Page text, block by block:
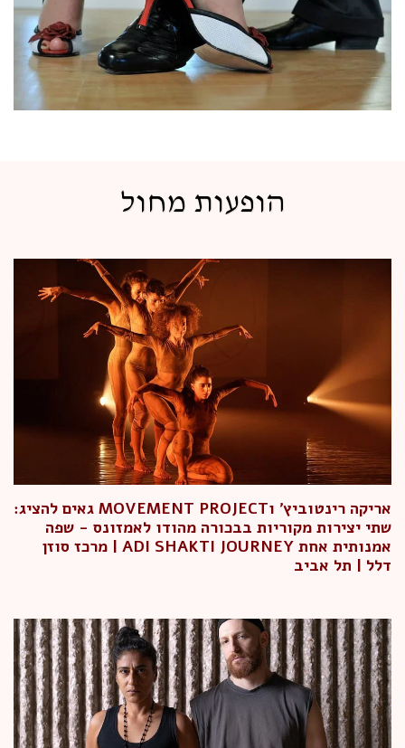
הופעות מחול
אריקה רינטוביץ' וMOVEMENT PROJECT גאים להציג:
שתי יצירות מקוריות בבכורה מהודו לאמזונס - שפה
אמנותית אחת ADI SHAKTI JOURNEY | מרכז סוזן
דלל | תל אביב